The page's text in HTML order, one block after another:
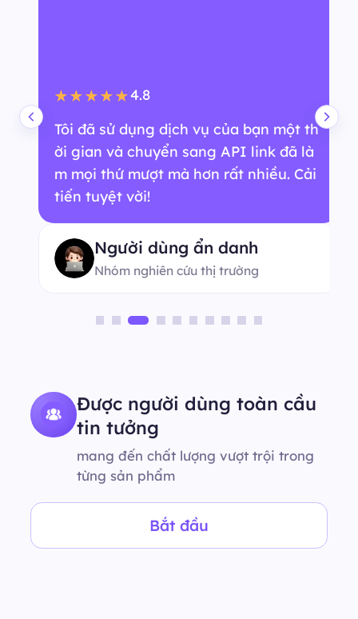
★★★★★4.8
Tôi đã sử dụng dịch vụ của bạn một th
ời gian và chuyển sang API link đã là
m mọi thứ mượt mà hơn rất nhiều. Cải
tiến tuyệt vời!
Người dùng ẩn danh
Nhóm nghiên cứu thị trường
Được người dùng toàn cầu
tin tưởng
mang đến chất lượng vượt trội trong
từng sản phẩm
Bắt đầu